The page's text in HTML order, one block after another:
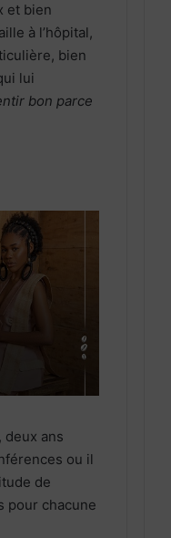
et bien
à l’hôpital,
bien
lui
bon parce
, deux ans
ou il
de
pour chacune